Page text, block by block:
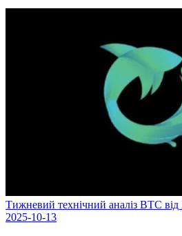
Тижневий технічний аналіз BTC
2025-10-13